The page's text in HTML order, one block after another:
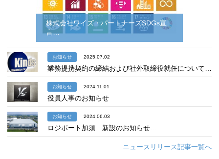
株式会社ワイズ・パートナーズSDGs宣
言…
お知らせ 2025.07.02
業務提携契約の締結および社外取締役就任について…
お知らせ 2024.11.01
役員人事のお知らせ
お知らせ 2024.06.03
ロジポート加須 新設のお知らせ…
ニュースリリース記事一覧へ